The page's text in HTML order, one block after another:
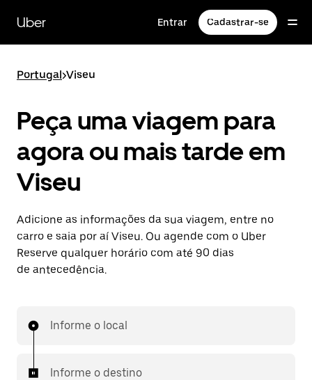
para
conteúdo
Uber Entrar Cadastrar-se
Portugal>Viseu
Peça uma viagem para
agora ou mais tarde em
Viseu
Adicione as informações da sua viagem, entre no
carro e saia por aí Viseu. Ou agende com o Uber
Reserve qualquer horário com até 90 dias
de antecedência.
Informe o local
Informe o destino